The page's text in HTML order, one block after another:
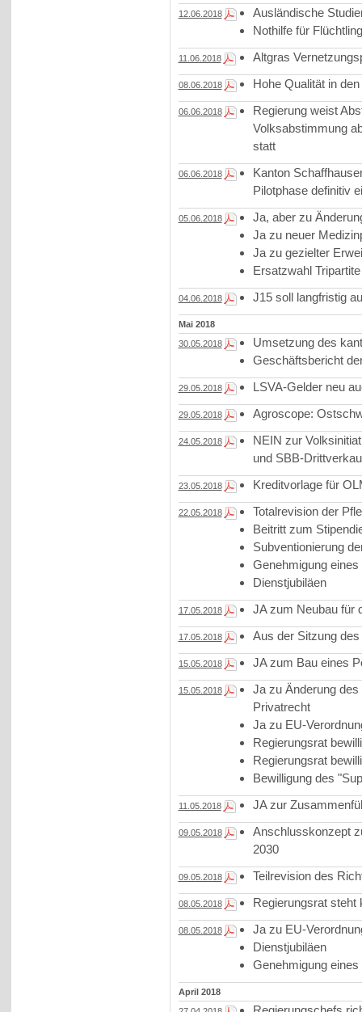
12.06.2018
Ausländische
Nothilfe für
11.06.2018 Altgras
08.06.2018 Hohe Qualität in
06.06.2018
Regierung weist
Volksabstimmung
statt
06.06.2018
Kanton
Pilotphase definitiv
05.06.2018
Ja, aber zu
Ja zu neuer
Ja zu gezielter
Ersatzwahl
04.06.2018 J15 soll langfristig
Mai 2018
30.05.2018
Umsetzung des
Geschäftsbericht
29.05.2018 LSVA-Gelder neu
29.05.2018 Agroscope:
24.05.2018
NEIN zur
und SBB-
23.05.2018 Kreditvorlage für
22.05.2018
Totalrevision der
Beitritt zum
Subventionierung
Genehmigung
Dienstjubiläen
17.05.2018 JA zum Neubau für
17.05.2018 Aus der Sitzung
15.05.2018 JA zum Bau eines
15.05.2018
Ja zu Änderung
Privatrecht
Ja zu EU-
Regierungsrat
Regierungsrat
Bewilligung des
11.05.2018 JA zur
09.05.2018
Anschlusskonzept
2030
09.05.2018 Teilrevision des
08.05.2018 Regierungsrat steht
08.05.2018
Ja zu EU-
Dienstjubiläen
Genehmigung
April 2018